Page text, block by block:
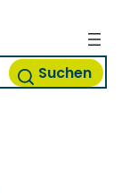
Suchen